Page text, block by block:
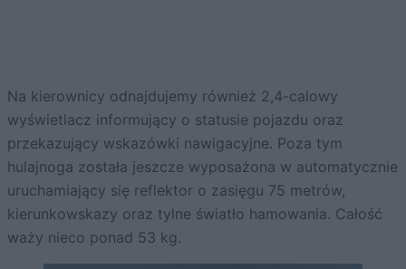
Na kierownicy odnajdujemy również 2,4-calowy
wyświetlacz informujący o statusie pojazdu oraz
przekazujący wskazówki nawigacyjne. Poza tym
hulajnoga została jeszcze wyposażona w automatycznie
uruchamiający się reflektor o zasięgu 75 metrów,
kierunkowskazy oraz tylne światło hamowania. Całość
waży nieco ponad 53 kg.